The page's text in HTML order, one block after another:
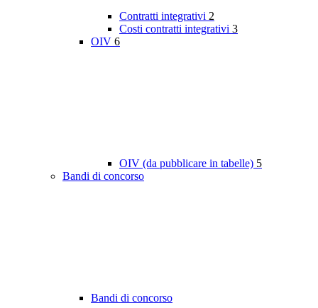
Contratti integrativi 2
Costi contratti integrativi 3
OIV 6
OIV (da pubblicare in tabelle) 5
Bandi di concorso
Bandi di concorso